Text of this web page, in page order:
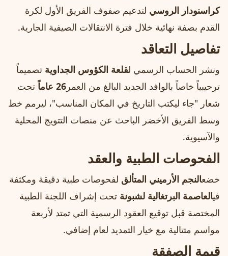
كراسنودار الروسي لتدعيم صفوف الفريق الأول لكرة
القدم بصفة نهائية خلال فترة الانتقالات الصيفية الجارية.
تفاصيل التعاقد
ونشر الحساب الرسمي لقلعة الكؤوس الجداوية تصميماً
ترحيبياً خاصاً بالوافد الجديد البالغ من العمر 26 عاماً
تحت
شعار "جاء ليكتب التاريخ في المكان المناسب"، ليرمم خط
وسط الفريق الأخضر الباحث عن منصات التتويج المحلية
والآسيوية.
الفحوصات الطبية والعقد
خضعالنجم الأرميني المتألق لفحوصات طبية دقيقة ومكثفة
فيالعاصمة البرتغالية لشبونة تحت إشراف اللجنة الطبية
المختصة قبل توقيع العقود الرسمية التي تمتد لأربعة
مواسم متتالية مع خيار التمديد لعام إضافي.
قيمة الصفقة